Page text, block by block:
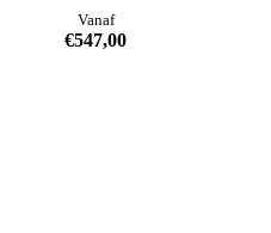
Vanaf
€547,00